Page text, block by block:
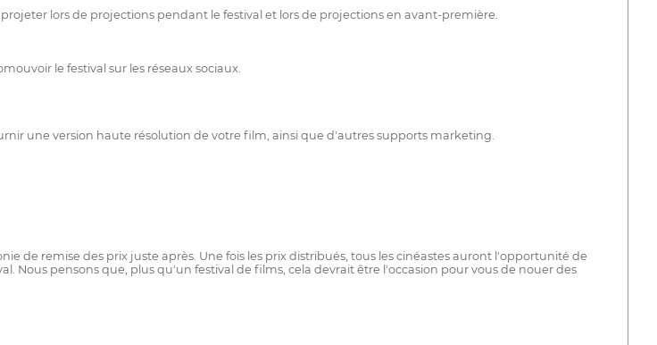
lors de projections pendant le festival et lors de projections en avant-première.
le festival sur les réseaux sociaux.
une version haute résolution de votre film, ainsi que d'autres supports marketing.
de remise des prix juste après. Une fois les prix distribués, tous les cinéastes auront l'opportunité de
Nous pensons que, plus qu'un festival de films, cela devrait être l'occasion pour vous de nouer des